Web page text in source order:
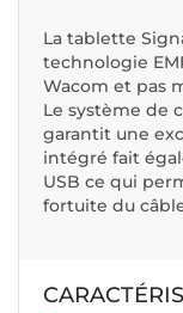
La tablette
technologie
Wacom et pas
Le système de
garantit une
intégré fait
USB ce qui
fortuite du